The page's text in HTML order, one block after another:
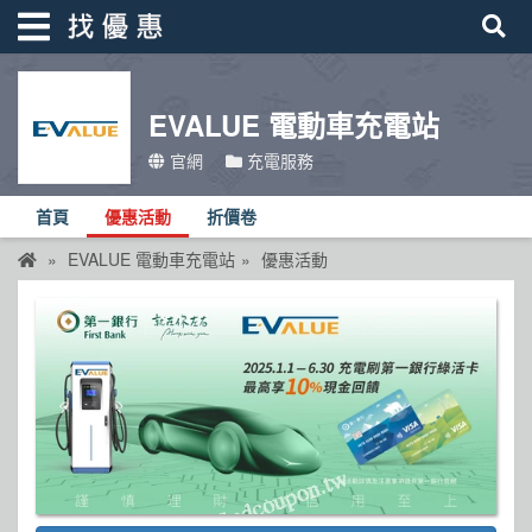
EVALUE 電動車充電站
官網 充電服務
首頁 優惠活動 折價卷
EVALUE 電動車充電站 優惠活動
找優惠
優惠活動
折價卷
線上DM
找菜單
品牌總覽